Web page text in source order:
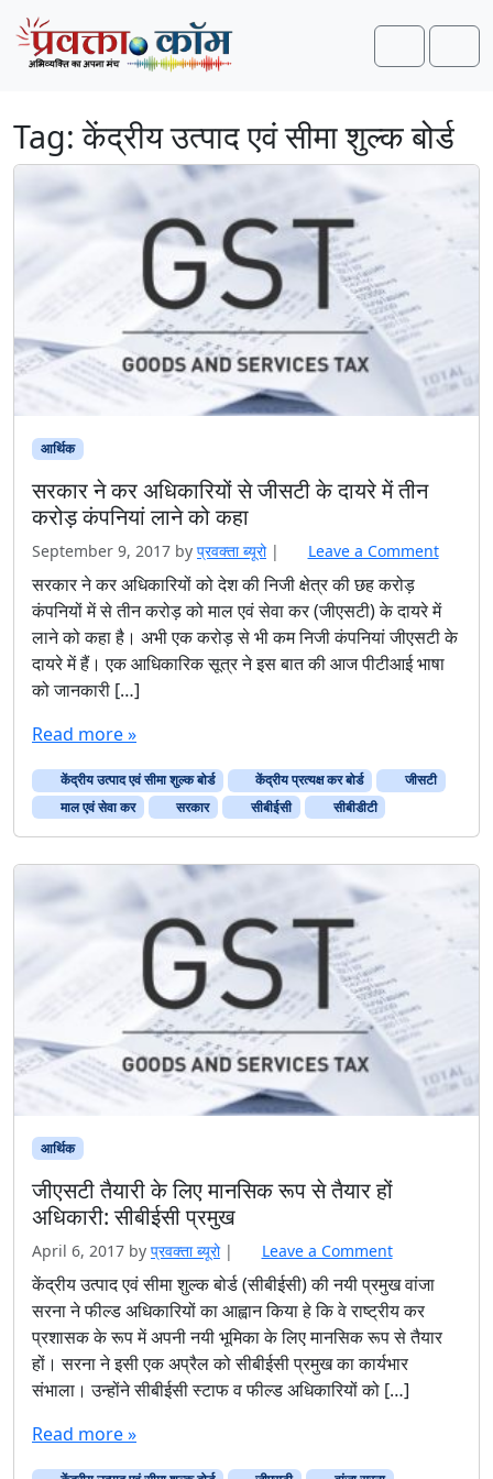
Skip to content
Skip to footer
Search
Tag:केंद्रीय उत्पाद एवं सीमा शुल्क बोर्ड
आर्थिक
सरकार ने कर अधिकारियों से जीसटी के दायरे में तीन
करोड़ कंपनियां लाने को कहा
September 9, 2017 by प्रवक्‍ता ब्यूरो | Leave a Comment
सरकार ने कर अधिकारियों को देश की निजी क्षेत्र की छह करोड़
कंपनियों में से तीन करोड़ को माल एवं सेवा कर (जीएसटी) के दायरे में
लाने को कहा है। अभी एक करोड़ से भी कम निजी कंपनियां जीएसटी के
दायरे में हैं। एक आधिकारिक सूत्र ने इस बात की आज पीटीआई भाषा
को जानकारी […]
Read more »
केंद्रीय उत्पाद एवं सीमा शुल्क बोर्ड केंद्रीय प्रत्यक्ष कर बोर्ड
जीसटी
माल एवं सेवा कर
सरकार सीबीईसी सीबीडीटी
आर्थिक
जीएसटी तैयारी के लिए मानसिक रूप से तैयार हों
अधिकारी: सीबीईसी प्रमुख
April 6, 2017 by प्रवक्‍ता ब्यूरो | Leave a Comment
केंद्रीय उत्पाद एवं सीमा शुल्क बोर्ड (सीबीईसी) की नयी प्रमुख वांजा
सरना ने फील्ड अधिकारियों का आह्वान किया हे कि वे राष्ट्रीय कर
प्रशासक के रूप में अपनी नयी भूमिका के लिए मानसिक रूप से तैयार
हों। सरना ने इसी एक अप्रैल को सीबीईसी प्रमुख का कार्यभार
संभाला। उन्होंने सीबीईसी स्टाफ व फील्ड अधिकारियों को […]
Read more »